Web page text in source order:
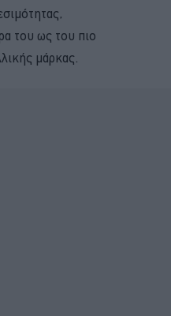
του ως του πιο
μάρκας.